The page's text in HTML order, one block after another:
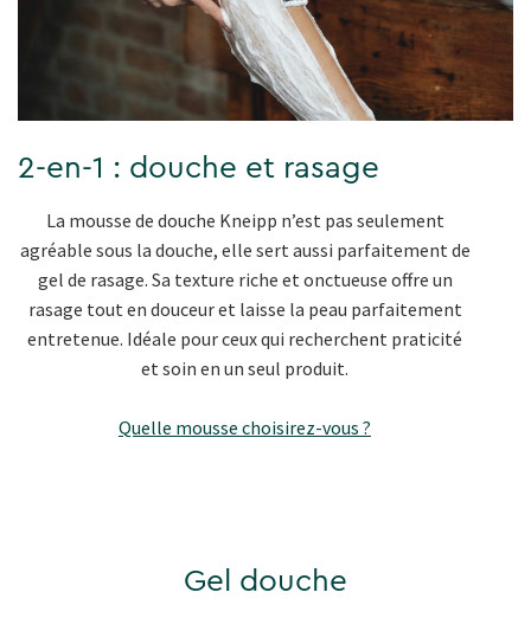
2-en-1 : douche et rasage
La mousse de douche Kneipp n’est pas seulement
agréable sous la douche, elle sert aussi parfaitement de
gel de rasage. Sa texture riche et onctueuse offre un
rasage tout en douceur et laisse la peau parfaitement
entretenue. Idéale pour ceux qui recherchent praticité
et soin en un seul produit.
Quelle mousse choisirez-vous ?
Gel douche